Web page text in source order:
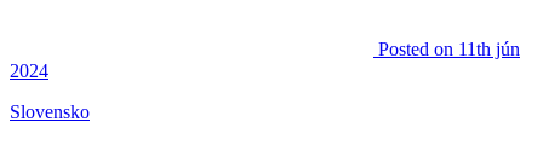
Posted on 11th jún
2024
Slovensko